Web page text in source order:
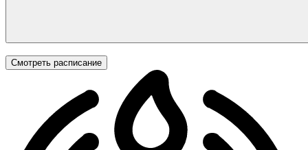
Смотреть расписание